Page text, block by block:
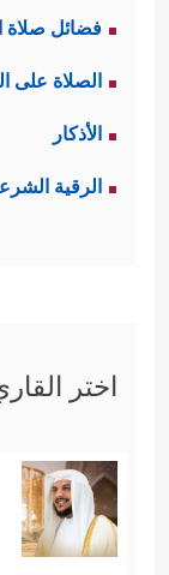
فضائل صلاة
الصلاة على
الأذكار
الرقية
اختر